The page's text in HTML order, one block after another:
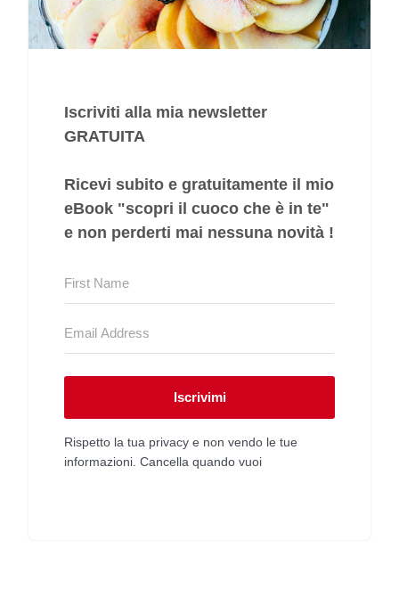
Iscriviti alla mia newsletter
GRATUITA
Ricevi subito e gratuitamente il mio
eBook "scopri il cuoco che è in te"
e non perderti mai nessuna novità !
Iscrivimi
Rispetto la tua privacy e non vendo le tue
informazioni. Cancella quando vuoi